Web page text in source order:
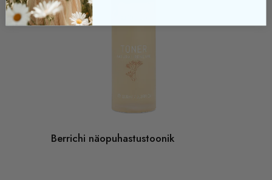
Berrichi näopuhastustoonik